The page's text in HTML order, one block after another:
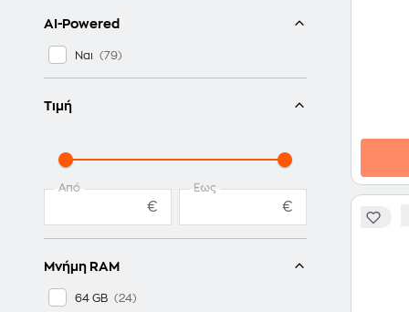
AI-Powered
Ναι
Τιμή
Από
€
Έως
€
Μνήμη RAM
64 GB